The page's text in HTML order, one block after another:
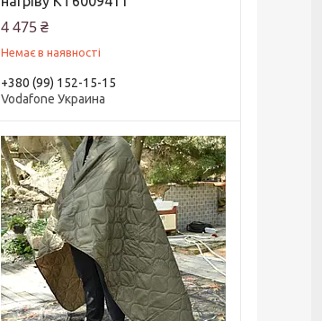
4 475 ₴
Немає в наявності
+380 (99) 152-15-15
Vodafone Украина